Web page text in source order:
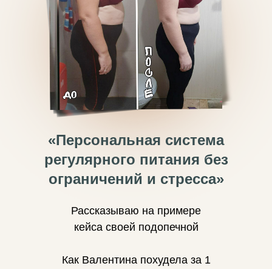
«Персональная система
регулярного питания без
ограничений и стресса»
Рассказываю на примере
кейса своей подопечной
Как Валентина похудела за 1